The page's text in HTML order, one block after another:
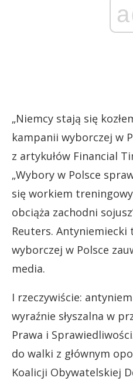
„Niemcy stają się
kampanii wyborczej w
z artykułów Financial
„Wybory w Polsce
się workiem
obciąża zachodni
Reuters.
wyborczej w Polsce
media.
I rzeczywiście:
wyraźnie słyszalna w
Prawa i
do walki z głównym
Koalicji Obywatelskiej